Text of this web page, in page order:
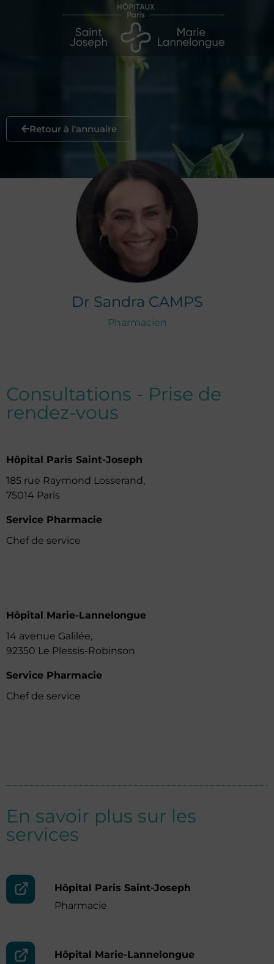
Retour à l'annuaire
Dr Sandra CAMPS
Pharmacien
Consultations - Prise de
rendez-vous
Hôpital Paris Saint-Joseph
185 rue Raymond Losserand,
75014 Paris
Service Pharmacie
Chef de service
Hôpital Marie-Lannelongue
14 avenue Galilée,
92350 Le Plessis-Robinson
Service Pharmacie
Chef de service
En savoir plus sur les
services
Hôpital Paris Saint-Joseph
Pharmacie
Hôpital Marie-Lannelongue